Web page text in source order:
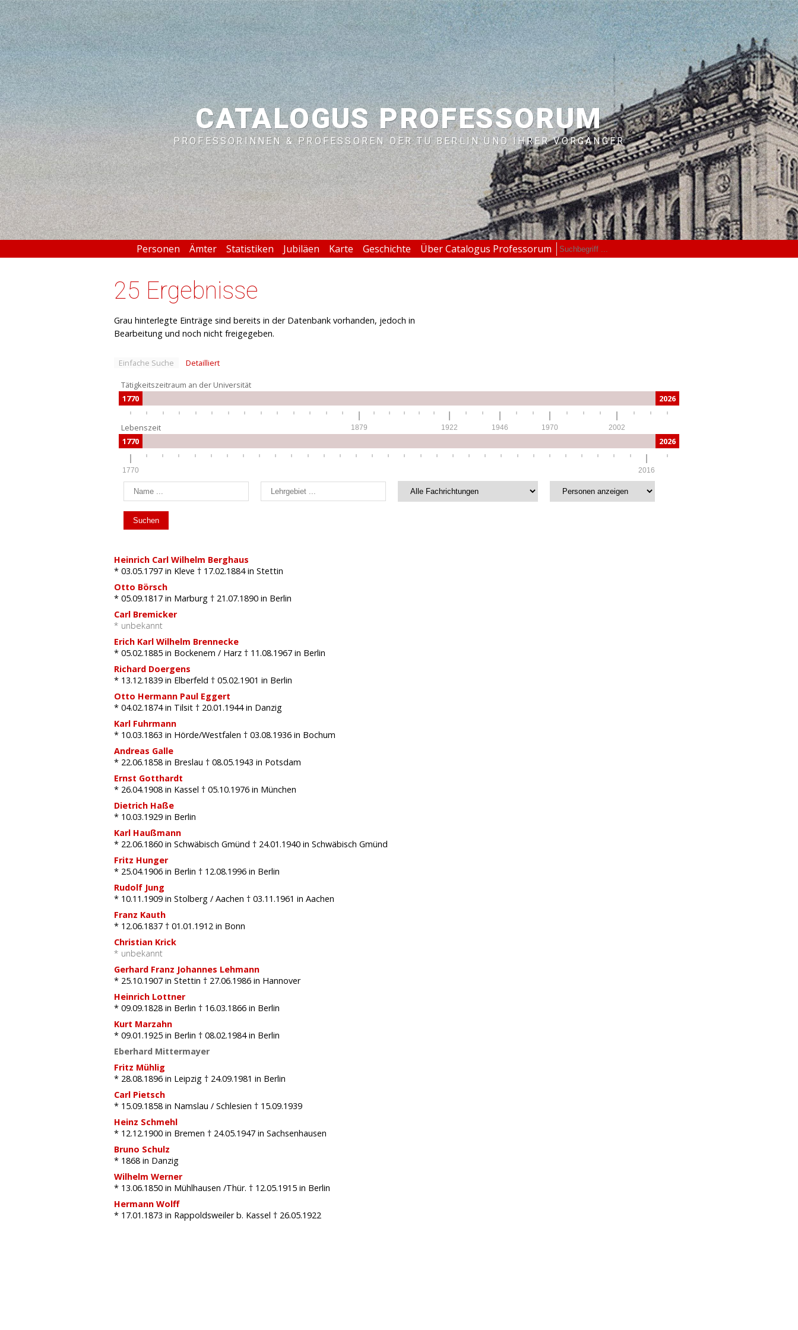
CATALOGUS PROFESSORUM
PROFESSORINNEN & PROFESSOREN DER TU BERLIN UND IHRER VORGÄNGER
Personen Ämter Statistiken Jubiläen Karte Geschichte Über Catalogus Professorum
25 Ergebnisse
Grau hinterlegte Einträge sind bereits in der Datenbank vorhanden, jedoch in
Bearbeitung und noch nicht freigegeben.
Einfache Suche Detailliert
Tätigkeitszeitraum an der Universität
1770
2026
1879 1922 1946 1970 2002
Lebenszeit
1770
2026
1770 2016
Heinrich Carl Wilhelm Berghaus
* 03.05.1797 in Kleve † 17.02.1884in Stettin
Otto Börsch
* 05.09.1817 in Marburg † 21.07.1890 in Berlin
Carl Bremicker
* unbekannt
Erich Karl Wilhelm Brennecke
* 05.02.1885 in Bockenem / Harz † 11.08.1967 in Berlin
Richard Doergens
* 13.12.1839 in Elberfeld † 05.02.1901 in Berlin
Otto Hermann Paul Eggert
* 04.02.1874in Tilsit † 20.01.1944in Danzig
Karl Fuhrmann
* 10.03.1863 in Hörde/Westfalen † 03.08.1936 in Bochum
Andreas Galle
* 22.06.1858 in Breslau † 08.05.1943 in Potsdam
Ernst Gotthardt
* 26.04.1908 in Kassel † 05.10.1976 in München
Dietrich Haße
* 10.03.1929 in Berlin
Karl Haußmann
* 22.06.1860 in Schwäbisch Gmünd † 24.01.1940 in Schwäbisch Gmünd
Fritz Hunger
* 25.04.1906 in Berlin † 12.08.1996 in Berlin
Rudolf Jung
* 10.11.1909 in Stolberg / Aachen † 03.11.1961 in Aachen
Franz Kauth
* 12.06.1837 † 01.01.1912 in Bonn
Christian Krick
* unbekannt
Gerhard Franz Johannes Lehmann
* 25.10.1907 in Stettin † 27.06.1986 in Hannover
Heinrich Lottner
* 09.09.1828 in Berlin † 16.03.1866 in Berlin
Kurt Marzahn
* 09.01.1925 in Berlin † 08.02.1984in Berlin
Eberhard Mittermayer
Fritz Mühlig
* 28.08.1896 in Leipzig † 24.09.1981 in Berlin
Carl Pietsch
* 15.09.1858 in Namslau / Schlesien † 15.09.1939
Heinz Schmehl
* 12.12.1900 in Bremen † 24.05.1947 in Sachsenhausen
Bruno Schulz
* 1868 in Danzig
Wilhelm Werner
* 13.06.1850 in Mühlhausen /Thür. † 12.05.1915 in Berlin
Hermann Wolff
* 17.01.1873 in Rappoldsweiler b. Kassel † 26.05.1922